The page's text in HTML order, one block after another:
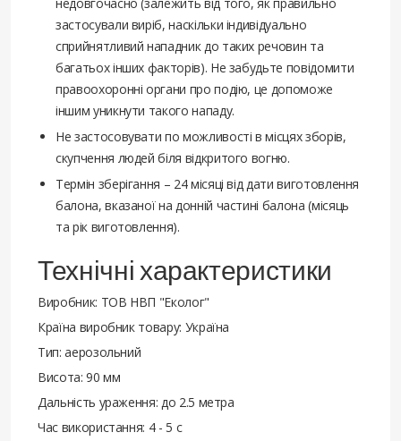
застосували виріб, наскільки індивідуально
сприйнятливий нападник до таких речовин та
багатьох інших факторів). Не забудьте повідомити
правоохоронні органи про подію, це допоможе
іншим уникнути такого нападу.
Не застосовувати по можливості в місцях зборів,
скупчення людей біля відкритого вогню.
Термін зберігання – 24 місяці від дати виготовлення
балона, вказаної на донній частині балона (місяць
та рік виготовлення).
Технічні характеристики
Виробник: ТОВ НВП "Еколог"
Країна виробник товару: Україна
Тип: аерозольний
Висота: 90 мм
Дальність ураження: до 2.5 метра
Час використання: 4 - 5 с